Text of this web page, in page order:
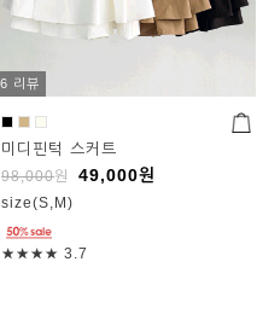
6 리뷰
미디핀턱 스커트
98,000원 49,000원
size(S,M)
★★★★ 3.7